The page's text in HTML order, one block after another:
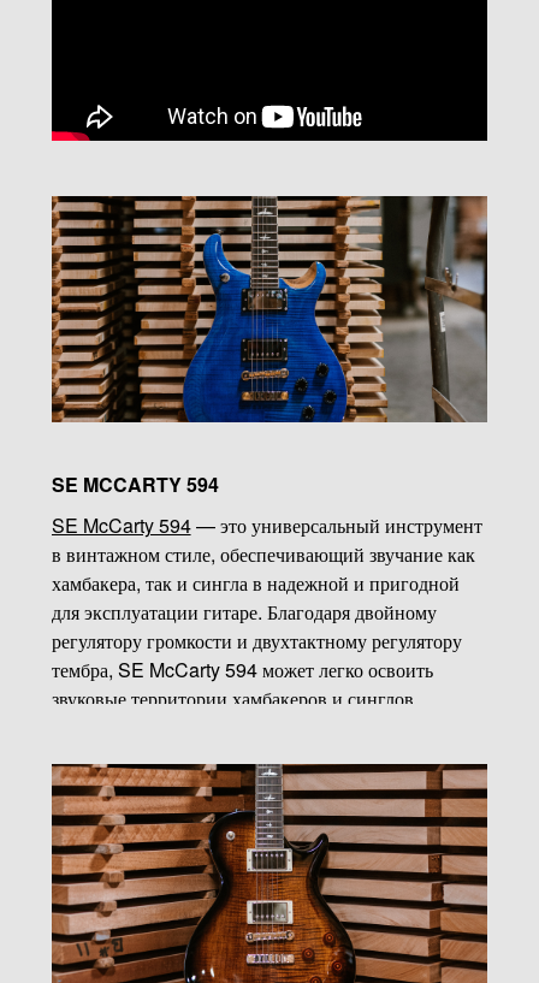
SE MCCARTY 594
SE McCarty 594— это универсальный инструмент
в винтажном стиле, обеспечивающий звучание как
хамбакера, так и сингла в надежной и пригодной
для эксплуатации гитаре. Благодаря двойному
регулятору громкости и двухтактному регулятору
тембра, SE McCarty 594 может легко освоить
звуковые территории хамбакеров и синглов,
Его звукосниматели 58/15 LT «S» были тщательно
разработаны, чтобы воспроизвести теплый
винтажный тон со сладостью и чистотой.
Цинковый двухкомпонентный бридж и колки в
винтажном стиле закрепляют SE McCarty 594 и
остаются верными своему винтажному стилю, в то
время как классическая форма корпуса PRS и